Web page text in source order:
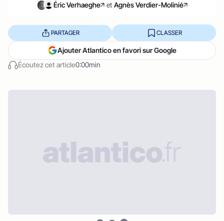
Éric Verhaeghe et Agnès Verdier-Molinié
Écoutez cet article0:00min
PARTAGER CLASSER
Ajouter Atlantico en favori sur Google